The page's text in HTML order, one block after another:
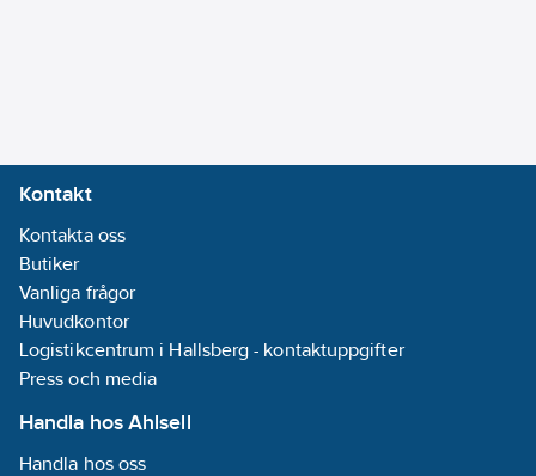
Kontakt
Kontakta oss
Butiker
Vanliga frågor
Huvudkontor
Logistikcentrum i Hallsberg - kontaktuppgifter
Press och media
Handla hos Ahlsell
Handla hos oss